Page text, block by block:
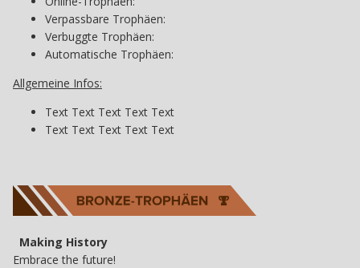
Verpassbare Trophäen:
Verbuggte Trophäen:
Automatische Trophäen:
Allgemeine Infos:
Text Text Text Text Text
Text Text Text Text Text
Making History
Embrace the future!